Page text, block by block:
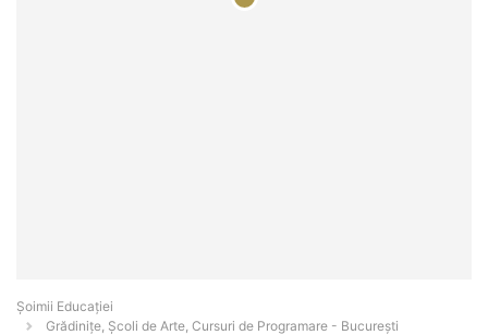
Șoimii Educației
Grădinițe, Școli de Arte, Cursuri de Programare - Bucureşti